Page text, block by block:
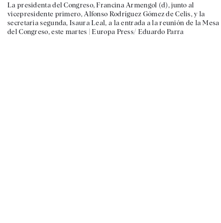
La presidenta del Congreso, Francina Armengol (d), junto al
vicepresidente primero, Alfonso Rodríguez Gómez de Celis, y la
secretaria segunda, Isaura Leal, a la entrada a la reunión de la Mesa
del Congreso, este martes |Europa Press/ Eduardo Parra